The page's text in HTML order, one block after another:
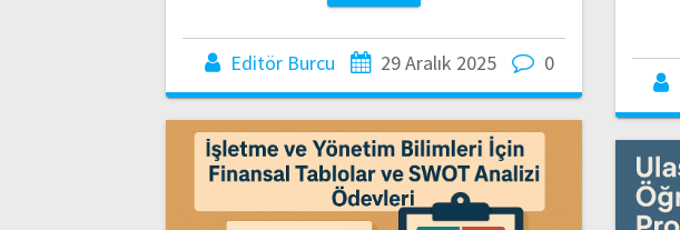
Editör Burcu 29 Aralık 2025 0